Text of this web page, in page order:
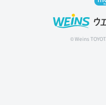
© Weins